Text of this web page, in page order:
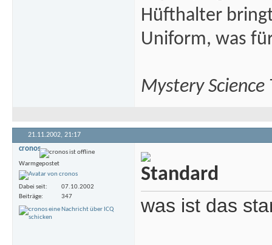
Hüfthalter
Uniform, was
Mystery
21.11.2002, 21:17
cronos
Warmgepostet
Dabei seit
07.10.2002
Beiträge
347 was ist das